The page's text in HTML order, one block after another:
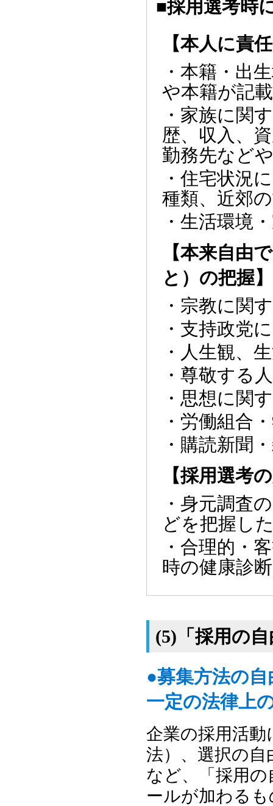
■採用選考時
【本人に責
・本籍・出
や本籍が記
・家族に関
歴、収入、
勤務先など
・住宅状況
種類、近郊
・生活環境
【本来自由
と）の把握】
・宗教に関
・支持政党
・人生観、
・尊敬する
・思想に関
・労働組合
・購読新聞
【採用選考
・身元調査
どを把握し
・合理的・
時の健康診
(5)「採用の
●募集方法の
一定の法律上
企業の採用活
法）、選択の自
など、「採用
ールが加わる